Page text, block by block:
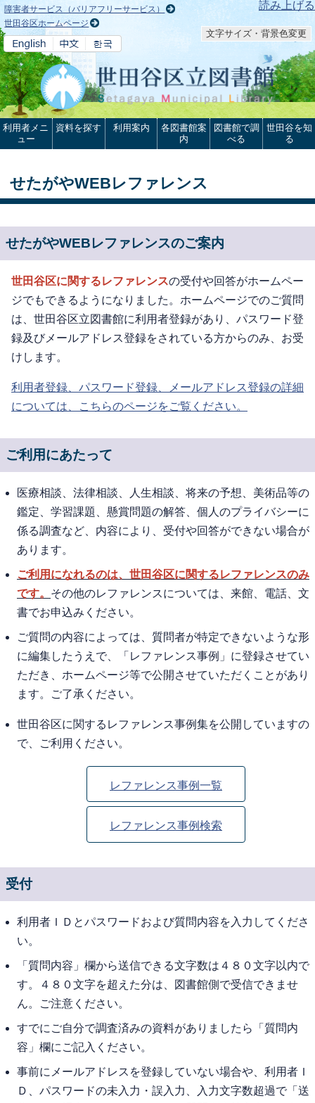
本文へ 読み上げる
障害者サービス（バリアフリーサービス）
世田谷区ホームページ
文字サイズ・背景色変更
利用者メニ
ュー
資料を探す 利用案内
各図書館案
内
図書館で調
べる
世田谷を知
る
せたがやWEBレファレンス
せたがやWEBレファレンスのご案内
世田谷区に関するレファレンスの受付や回答がホームペー
ジでもできるようになりました。ホームページでのご質問
は、世田谷区立図書館に利用者登録があり、パスワード登
録及びメールアドレス登録をされている方からのみ、お受
けします。
利用者登録、パスワード登録、メールアドレス登録の詳細
については、こちらのページをご覧ください。
ご利用にあたって
医療相談、法律相談、人生相談、将来の予想、美術品等の
鑑定、学習課題、懸賞問題の解答、個人のプライバシーに
係る調査など、内容により、受付や回答ができない場合が
あります。
ご利用になれるのは、世田谷区に関するレファレンスのみ
です。 その他のレファレンスについては、来館、電話、文
書でお申込みください。
ご質問の内容によっては、質問者が特定できないような形
に編集したうえで、「レファレンス事例」に登録させてい
ただき、ホームページ等で公開させていただくことがあり
ます。ご了承ください。
世田谷区に関するレファレンス事例集を公開していますの
で、ご利用ください。
レファレンス事例一覧
レファレンス事例検索
受付
利用者ＩＤとパスワードおよび質問内容を入力してくださ
い。
「質問内容」欄から送信できる文字数は４８０文字以内で
す。４８０文字を超えた分は、図書館側で受信できませ
ん。ご注意ください。
すでにご自分で調査済みの資料がありましたら「質問内
容」欄にご記入ください。
事前にメールアドレスを登録していない場合や、利用者Ｉ
Ｄ、パスワードの未入力・誤入力、入力文字数超過で「送